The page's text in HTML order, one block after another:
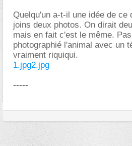
Quelqu'un a-t-il une idée de ce
joins deux photos. On dirait
mais en fait c'est le même.
photographié l'animal avec un
vraiment riquiqui.
1.jpg2.jpg
-----